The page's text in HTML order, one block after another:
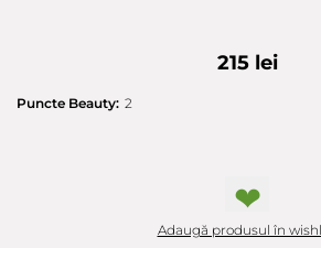
215 lei
Puncte Beauty: 2
❤
Adaugă produsul în